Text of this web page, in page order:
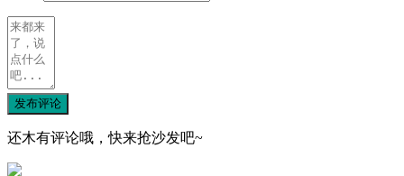
发布评论
还木有评论哦，快来抢沙发吧~